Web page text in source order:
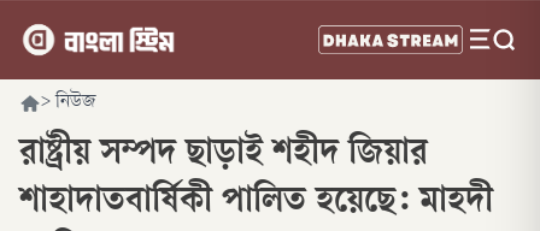
> নিউজ
রাষ্ট্রীয় সম্পদ ছাড়াই শহীদ জিয়ার
শাহাদাতবার্ষিকী পালিত হয়েছে: মাহদী